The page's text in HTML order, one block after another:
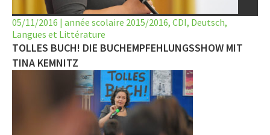
ACTUALITÉ
AGENDA
ACTIVITÉS
SERVICES
APPRENTISSAGE
05/11/2016 | année scolaire 2015/2016, CDI, Deutsch,
Langues et Littérature
TOLLES BUCH! DIE BUCHEMPFEHLUNGSSHOW MIT
TINA KEMNITZ